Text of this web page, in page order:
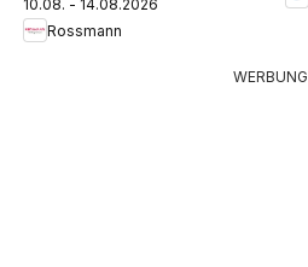
10.08. - 14.08.2026
Rossmann
WERBUNG